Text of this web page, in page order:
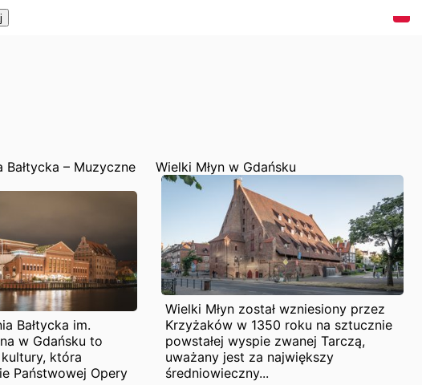
Bałtycka – Muzyczne
Bałtycka im.
w Gdańsku to
która
Państwowej Opery
Wielki Młyn w Gdańsku
Wielki Młyn został wzniesiony przez
Krzyżaków w 1350 roku na sztucznie
powstałej wyspie zwanej Tarczą,
uważany jest za największy
średniowieczny...